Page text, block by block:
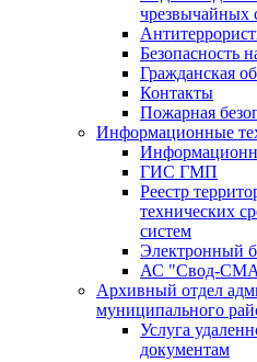
чрезвычайных
Безопасность
Гражданская
Контакты
Пожарная
Информационные
ГИС ГМП
Реестр
технических
систем
Электронный
АС "Свод-
Архивный отдел
муниципального
Услуга
документам